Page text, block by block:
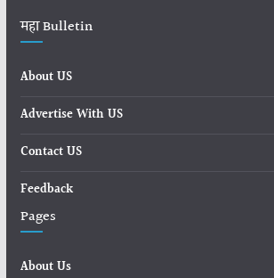
महा Bulletin
About US
Advertise With US
Contact US
Feedback
Pages
About Us